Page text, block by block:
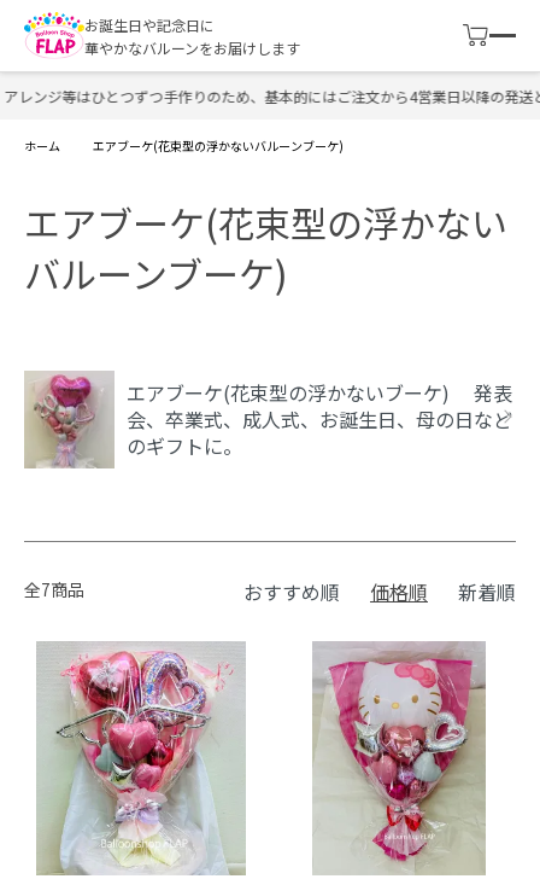
お誕生日や記念日に
華やかなバルーンをお届けします
ンジ等はひとつずつ手作りのため、基本的にはご注文から4営業日以降の発送
ホーム エアブーケ(花束型の浮かないバルーンブーケ)
エアブーケ(花束型の浮かない
バルーンブーケ)
エアブーケ(花束型の浮かないブーケ) 発表
会、卒業式、成人式、お誕生日、母の日など
のギフトに。
全7商品 おすすめ順 価格順 新着順